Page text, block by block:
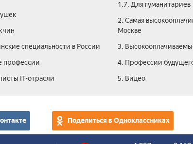
специальности в России
профессии
IT-отрасли
1.7. Для гуманитариев
2. Самая
Москве
3.
4. Профессии
5. Видео
Поделиться в Одноклассниках